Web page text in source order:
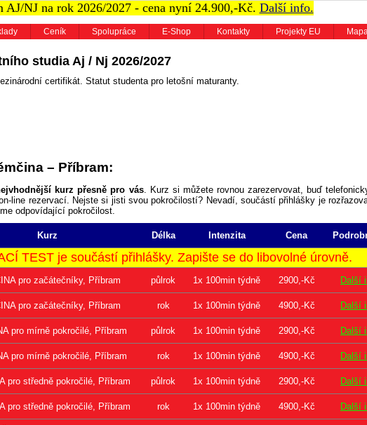
NJ na rok 2026/2027 - cena nyní 24.900,-Kč. Další info.
Ceník Spolupráce E-Shop Kontakty Projekty EU
studia Aj / Nj 2026/2027
certifikát. Statut studenta pro letošní maturanty.
– Příbram:
kurz přesně pro vás. Kurz si můžete rovnou zarezervovat, buď
line rezervací. Nejste si jisti svou pokročilostí? Nevadí, součástí přihlášky je
odpovídající pokročilost.
Kurz Délka Intenzita Cena
TEST je součástí přihlášky. Zapište se do libovolné úrovně.
pro začátečníky, Příbram půlrok 1x 100min týdně 2900,-Kč Další
pro začátečníky, Příbram rok 1x 100min týdně 4900,-Kč Další
pro mírně pokročilé, Příbram půlrok 1x 100min týdně 2900,-Kč Další
pro mírně pokročilé, Příbram rok 1x 100min týdně 4900,-Kč Další
pro středně pokročilé, Příbram půlrok 1x 100min týdně 2900,-Kč Další
pro středně pokročilé, Příbram rok 1x 100min týdně 4900,-Kč Další